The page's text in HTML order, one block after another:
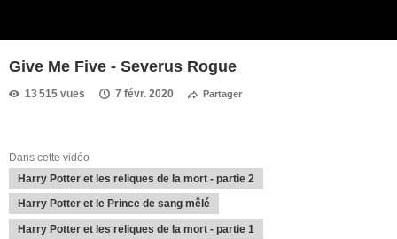
Give Me Five - Severus Rogue
13 515 vues 7 févr. 2020 Partager
Dans cette vidéo
Harry Potter et les reliques de la mort - partie 2
Harry Potter et le Prince de sang mêlé
Harry Potter et les reliques de la mort - partie 1